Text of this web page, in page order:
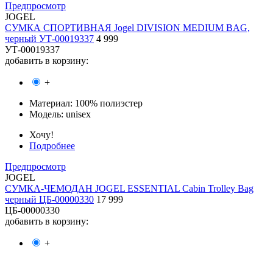
Предпросмотр
JOGEL
СУМКА СПОРТИВНАЯ Jogel DIVISION MEDIUM BAG,
черный УТ-00019337 4 999
УТ-00019337
добавить в корзину:
+
Материал: 100% полиэстер
Модель: unisex
Хочу!
Подробнее
Предпросмотр
JOGEL
СУМКА-ЧЕМОДАН JOGEL ESSENTIAL Cabin Trolley Bag
черный ЦБ-00000330 17 999
ЦБ-00000330
добавить в корзину:
+